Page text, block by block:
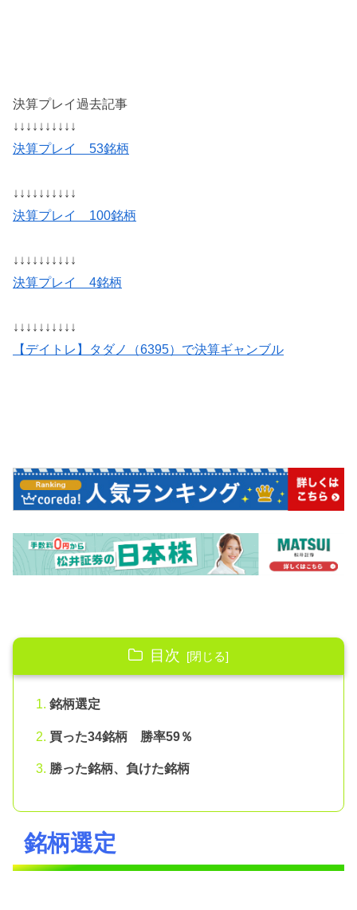
決算プレイ過去記事
↓↓↓↓↓↓↓↓↓↓
決算プレイ 53銘柄
↓↓↓↓↓↓↓↓↓↓
決算プレイ 100銘柄
↓↓↓↓↓↓↓↓↓↓
決算プレイ 4銘柄
↓↓↓↓↓↓↓↓↓↓
【デイトレ】タダノ（6395）で決算ギャンブル
目次
銘柄選定
買った34銘柄 勝率59％
勝った銘柄、負けた銘柄
銘柄選定